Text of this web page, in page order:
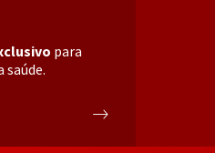
para
saúde.